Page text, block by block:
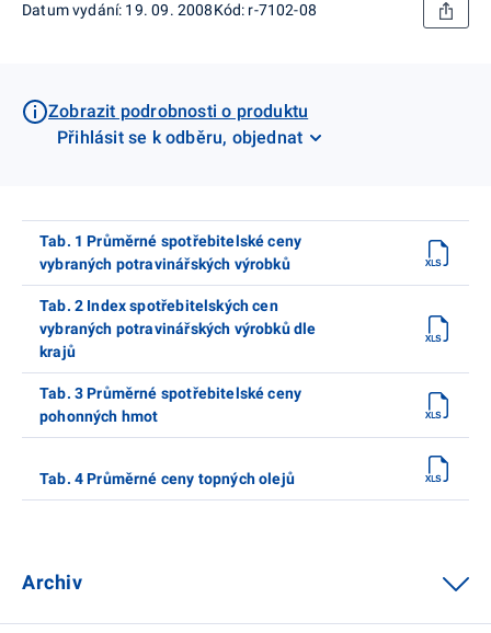
Datum vydání: 19. 09. 2008Kód: r-7102-08
Zobrazit podrobnosti o produktu
Přihlásit se k odběru, objednat
Tab. 1 Průměrné spotřebitelské ceny
vybraných potravinářských výrobků
Tab. 2 Index spotřebitelských cen
vybraných potravinářských výrobků dle
krajů
Tab. 3 Průměrné spotřebitelské ceny
pohonných hmot
Tab. 4 Průměrné ceny topných olejů
Archiv